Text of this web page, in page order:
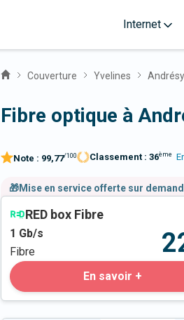
Internet
Couverture Yvelines Andrésy
Fibre optique à
Note : 99,77/100 Classement : 36ème
🎁Mise en service offerte sur
RED box Fibre
1 Gb/s
Fibre
En savoir +